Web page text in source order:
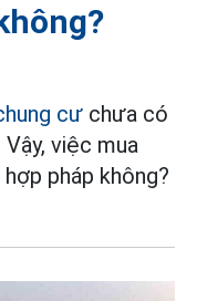
cư chưa có
việc mua
pháp không?